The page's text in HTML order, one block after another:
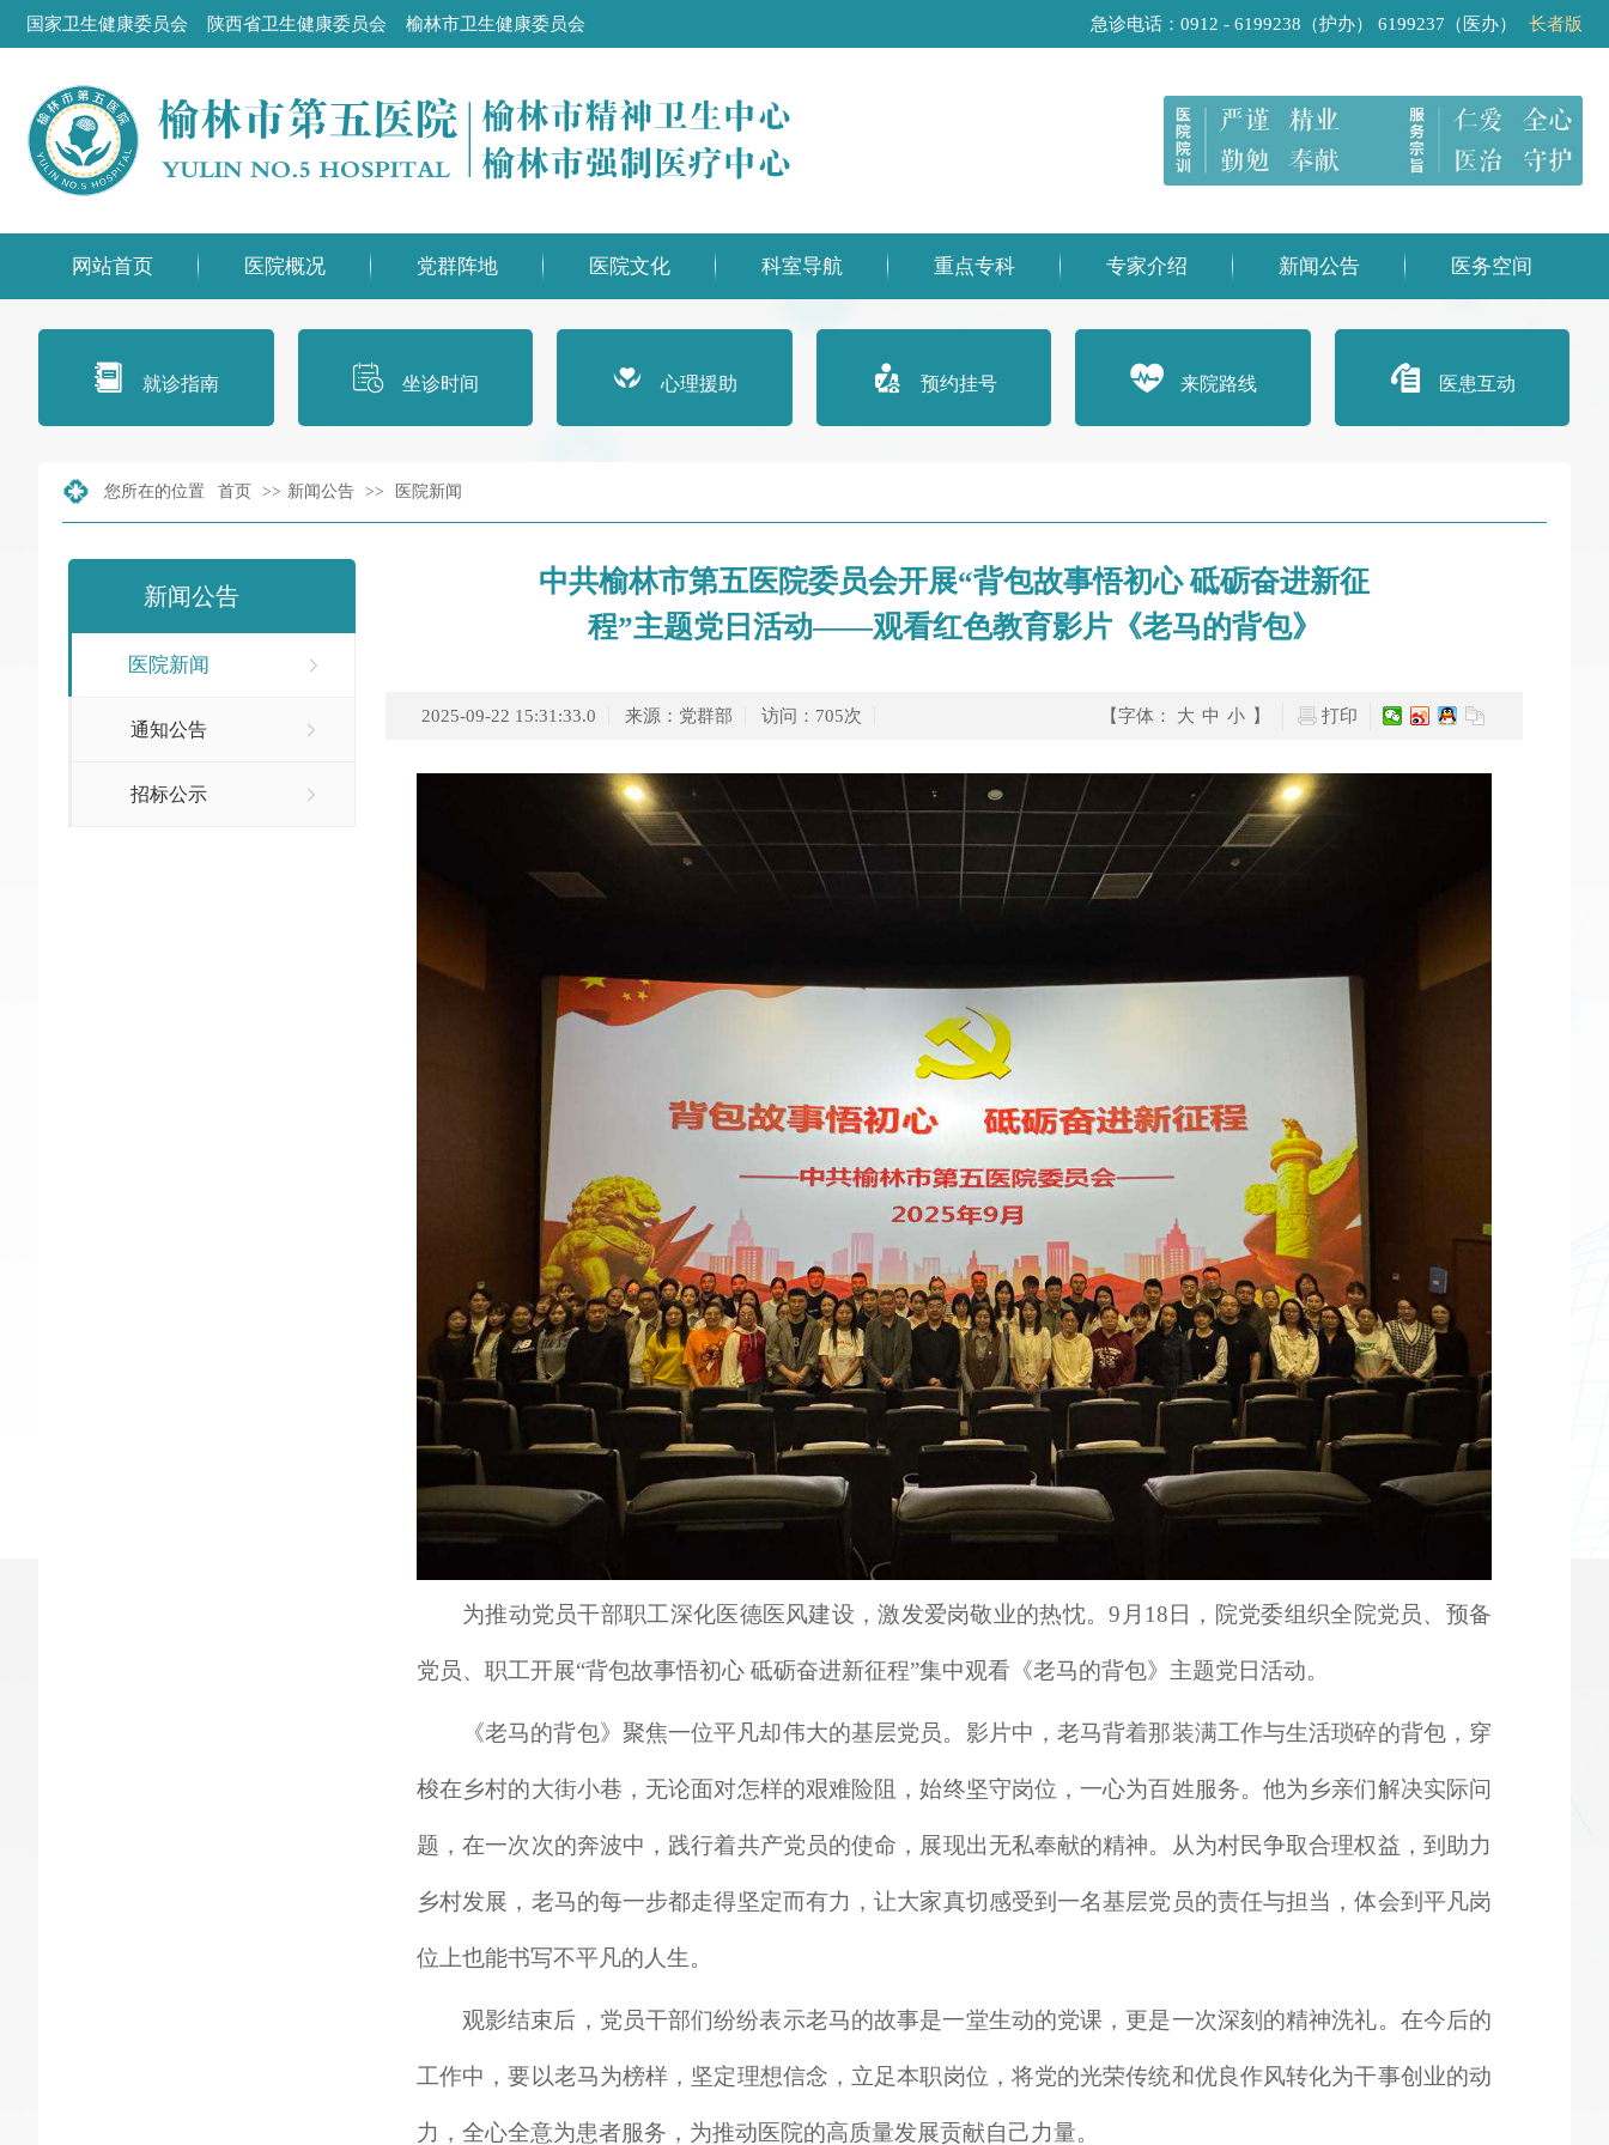
国家卫生健康委员会 陕西省卫生健康委员会 榆林市卫生健康委员会 急诊电话：0912 - 6199238（护办） 6199237（医办） 长者版
网站首页 医院概况 党群阵地 医院文化 科室导航 重点专科 专家介绍 新闻公告 医务空间
就诊指南 坐诊时间 心理援助 预约挂号 来院路线 医患互动
您所在的位置 首页 >> 新闻公告 >> 医院新闻
新闻公告
医院新闻
通知公告
招标公示
中共榆林市第五医院委员会开展“背包故事悟初心 砥砺奋进新征
程”主题党日活动——观看红色教育影片《老马的背包》
2025-09-22 15:31:33.0 来源：党群部 访问： 705次 打印
【字体： 大 中 小 】
为推动党员干部职工深化医德医风建设，激发爱岗敬业的热忱。9月18日，院党委组织全院党员、预备
党员、职工开展“背包故事悟初心 砥砺奋进新征程”集中观看《老马的背包》主题党日活动。
《老马的背包》聚焦一位平凡却伟大的基层党员。影片中，老马背着那装满工作与生活琐碎的背包，穿
梭在乡村的大街小巷，无论面对怎样的艰难险阻，始终坚守岗位，一心为百姓服务。他为乡亲们解决实际问
题，在一次次的奔波中，践行着共产党员的使命，展现出无私奉献的精神。从为村民争取合理权益，到助力
乡村发展，老马的每一步都走得坚定而有力，让大家真切感受到一名基层党员的责任与担当，体会到平凡岗
位上也能书写不平凡的人生。
观影结束后，党员干部们纷纷表示老马的故事是一堂生动的党课，更是一次深刻的精神洗礼。在今后的
工作中，要以老马为榜样，坚定理想信念，立足本职岗位，将党的光荣传统和优良作风转化为干事创业的动
力，全心全意为患者服务，为推动医院的高质量发展贡献自己力量。